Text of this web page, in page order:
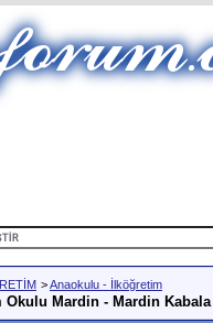
>Anaokulu - İlköğretim
Okulu Mardin - Mardin